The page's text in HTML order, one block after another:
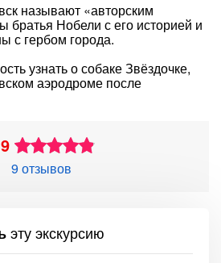
называют «авторским
братья Нобели с его историей и
с гербом города.
узнать о собаке Звёздочке,
аэродроме после
9 отзывов
эту экскурсию